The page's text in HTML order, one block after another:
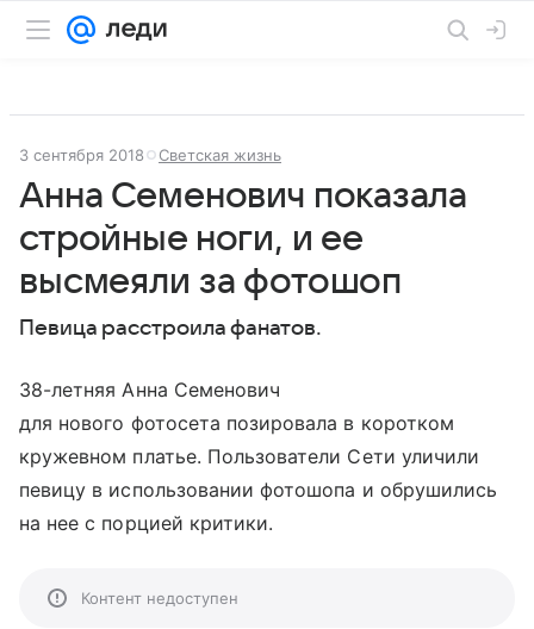
3 сентября 2018 Светская жизнь
Анна Семенович показала
стройные ноги, и ее
высмеяли за фотошоп
Певица расстроила фанатов.
38-летняя Анна Семенович
для нового фотосета позировала в коротком
кружевном платье. Пользователи Сети уличили
певицу в использовании фотошопа и обрушились
на нее с порцией критики.
Контент недоступен